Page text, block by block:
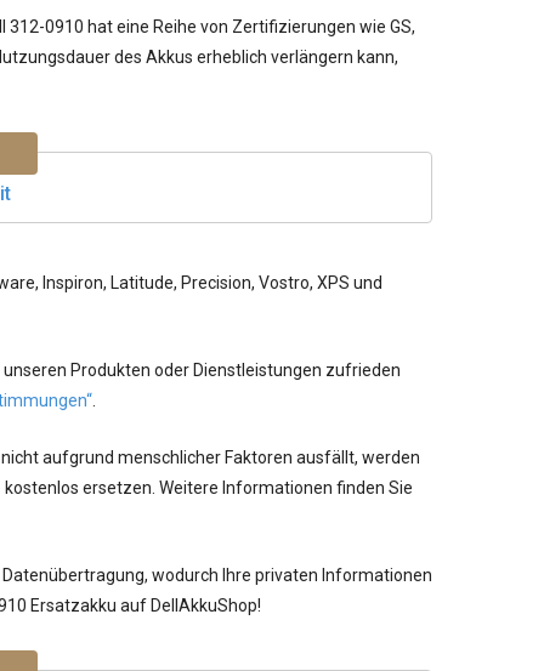
312-0910 hat eine Reihe von Zertifizierungen wie GS,
des Akkus erheblich verlängern kann,
Inspiron, Latitude, Precision, Vostro, XPS und
Produkten oder Dienstleistungen zufrieden
aufgrund menschlicher Faktoren ausfällt, werden
ersetzen. Weitere Informationen finden Sie
wodurch Ihre privaten Informationen
Ersatzakku auf DellAkkuShop!